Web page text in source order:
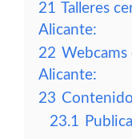
21 Talleres
Alicante:
22 Webcams
Alicante:
23
23.1